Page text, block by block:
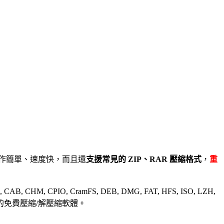
簡單、速度快，而且還支援常見的 ZIP、RAR 壓縮格式 ， 重
CHM, CPIO, CramFS, DEB, DMG, FAT, HFS, ISO, LZH,
費壓縮/解壓縮軟體。